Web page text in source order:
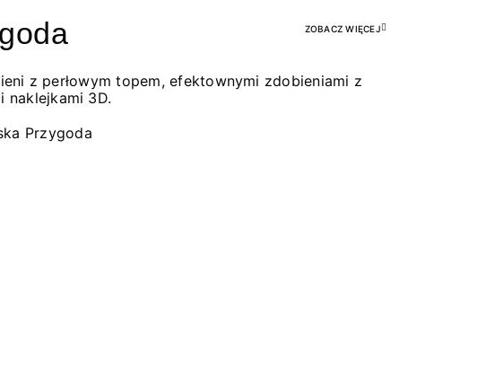
ZOBACZ WIĘCEJ
z perłowym topem, efektownymi zdobieniami z
naklejkami 3D.